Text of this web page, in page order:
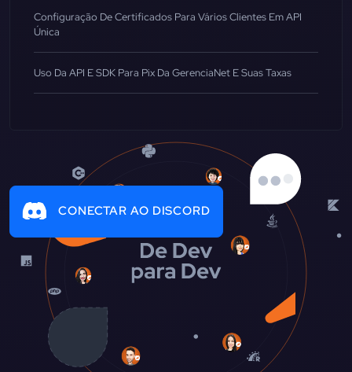
Configuração De Certificados Para Vários Clientes Em API
Única
Uso Da API E SDK Para Pix Da GerenciaNet E Suas Taxas
CONECTAR AO DISCORD